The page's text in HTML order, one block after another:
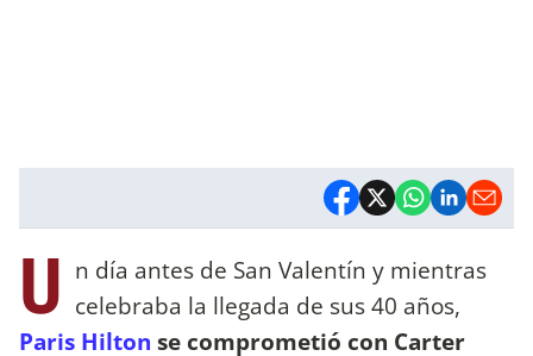
U n día antes de San Valentín y mientras
celebraba la llegada de sus 40 años,
Paris Hilton se comprometió con Carter